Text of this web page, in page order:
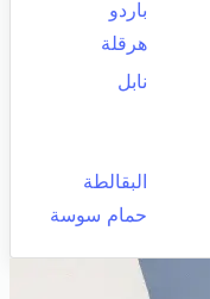
باردو
هرقلة
نابل
البقالطة
حمام سوسة